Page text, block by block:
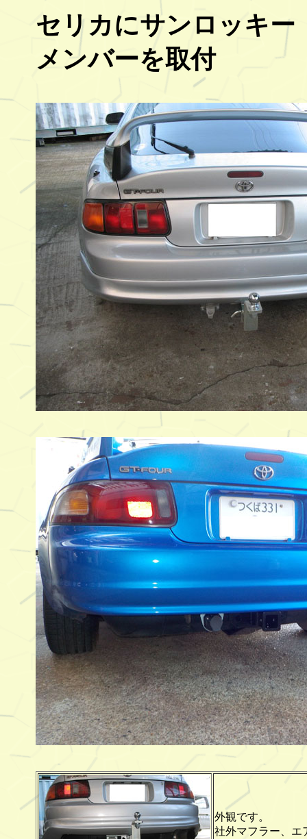
セリカにサンロッキ
メンバーを取付
外観です。
社外マフラー、エ